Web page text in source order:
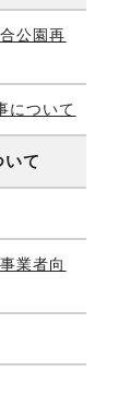
公園再
について
いて
業者向